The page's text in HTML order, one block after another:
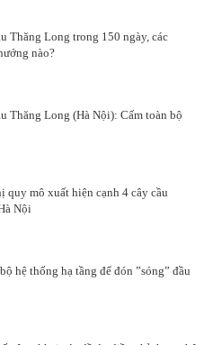
Thăng Long trong 150 ngày, các
nào?
Thăng Long (Hà Nội): Cấm toàn bộ
quy mô xuất hiện cạnh 4 cây cầu
Nội
hệ thống hạ tầng để đón ”sóng” đầu